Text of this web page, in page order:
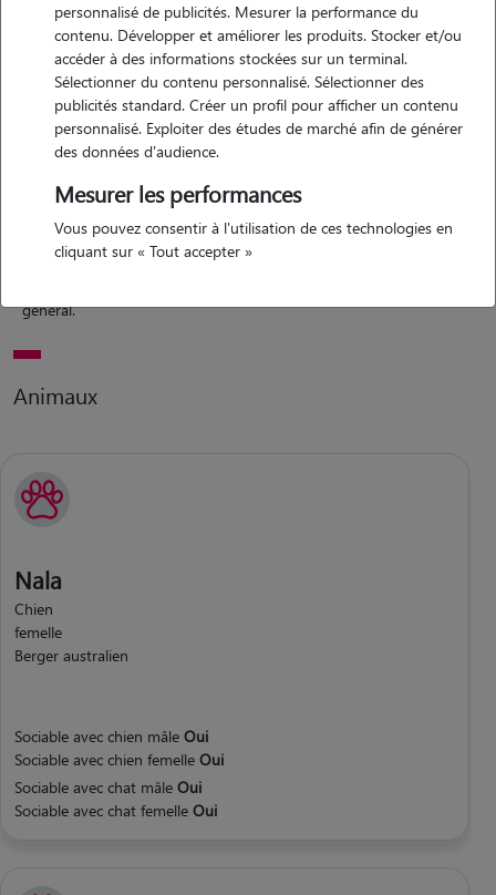
bonjour je suis une passionné d animaux de compagnie j ai moi
même plusieurs chiens ils sont comme mes enfants et font partie
intégralement de ma famille c est pour cela que je me propose pour
chouchouter les animaux d autres personnes qui en ont besoin
Expérience
bonjour comme je l ai dit plus haut j ai plusieurs chiens j ai eut aussi
des chats ,lapin ,furet,tortue,poissons et oiseaux, j aime tout les
général.
Animaux
Nala
Chien
femelle
Berger australien
Sociable avec chien mâle Oui
Sociable avec chien femelle Oui
Sociable avec chat mâle Oui
Sociable avec chat femelle Oui
personnalisé de publicités. Mesurer la performance du
contenu. Développer et améliorer les produits. Stocker et/ou
accéder à des informations stockées sur un terminal.
Sélectionner du contenu personnalisé. Sélectionner des
publicités standard. Créer un profil pour afficher un contenu
personnalisé. Exploiter des études de marché afin de générer
des données d'audience.
Mesurer les performances
Vous pouvez consentir à l'utilisation de ces technologies en
cliquant sur « Tout accepter »